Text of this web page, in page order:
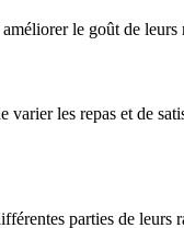
le goût de leurs
les repas et de
parties de